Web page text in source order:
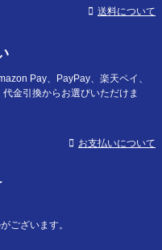
送料について
Pay、PayPay、楽天ペイ、
金引換からお選びいただけま
お支払いについて
ございます。